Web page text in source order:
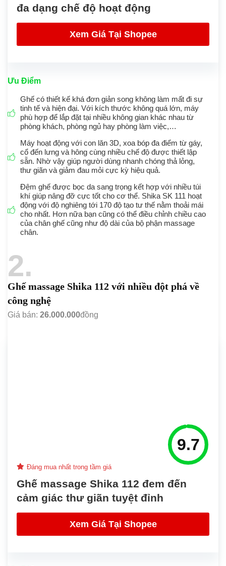
đa dạng chế độ hoạt động
Xem Giá Tại Shopee
Ưu Điểm
Ghế có thiết kế khá đơn giản song không làm mất đi sự
tinh tế và hiện đại. Với kích thước không quá lớn, máy
phù hợp để lắp đặt tại nhiều không gian khác nhau từ
phòng khách, phòng ngủ hay phòng làm việc,…
Máy hoạt động với con lăn 3D, xoa bóp đa điểm từ gáy,
cổ đến lưng và hông cùng nhiều chế độ được thiết lập
sẵn. Nhờ vậy giúp người dùng nhanh chóng thả lỏng,
thư giãn và giảm đau mỏi cực kỳ hiệu quả.
Đệm ghế được bọc da sang trọng kết hợp với nhiều túi
khí giúp nâng đỡ cực tốt cho cơ thể. Shika SK 111 hoạt
động với độ nghiêng tới 170 độ tạo tư thế nằm thoải mái
cho nhất. Hơn nữa bạn cũng có thể điều chỉnh chiều cao
của chân ghế cũng như độ dài của bộ phận massage
chân.
2
Ghế massage Shika 112 với nhiều đột phá về
công nghệ
Giá bán: 26.000.000đồng
9.7
Đáng mua nhất trong tầm giá
Ghế massage Shika 112 đem đến
cảm giác thư giãn tuyệt đỉnh
Xem Giá Tại Shopee